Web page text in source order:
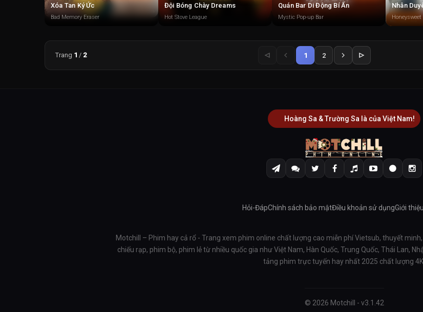
Xóa Tan Ký Ức
Bad Memory Eraser
Đội Bóng Chày Dreams
Hot Stove League
Quán Bar Di Động Bí Ẩn
Mystic Pop-up Bar
Nhân
Honeysweet
Trang 1 / 2 1 2
Hoàng Sa & Trường Sa là của Việt Nam!
Hỏi-ĐápChính sách bảo mậtĐiều khoản sử dụngGiới thiệu
Motchill – Phim hay cả rổ - Trang xem phim online chất lượng cao miễn phí Vietsub, thuyết
chiếu rạp, phim bộ, phim lẻ từ nhiều quốc gia như Việt Nam, Hàn Quốc, Trung Quốc, Thái Lan,
tảng phim trực tuyến hay nhất 2025 chất lượng
© 2026 Motchill - v3.1.42